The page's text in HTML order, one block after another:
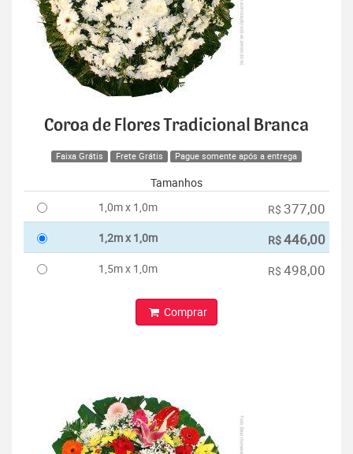
Coroa de Flores Tradicional Branca
Faixa Grátis Frete Grátis Pague somente após a entrega
Tamanhos
1,0m x 1,0m
R$ 377,00
1,2m x 1,0m R$446,00
1,5m x 1,0m R$ 498,00
Comprar